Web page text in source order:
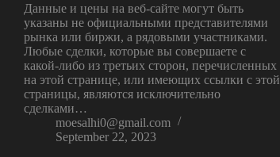
Данные и цены на веб-сайте могут быть
указаны не официальными представителями
рынка или биржи, а рядовыми участниками.
Любые сделки, которые вы совершаете с
какой-либо из третьих сторон, перечисленных
на этой странице, или имеющих ссылки с этой
страницы, являются исключительно
сделками…
moesalhi0@gmail.com
September 22, 2023